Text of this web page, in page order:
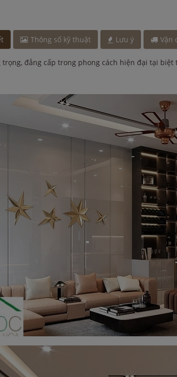
Thông số kỹ thuật Lưu ý Vận
trọng, đẳng cấp trong phong cách hiện đại tại biệt